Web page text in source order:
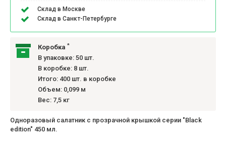
Склад в Москве
Склад в Санкт-Петербурге
Коробка *
В упаковке: 50 шт.
В коробке: 8 шт.
Итого: 400 шт. в коробке
Объем: 0,099 м
Вес: 7,5 кг
Одноразовый салатник с прозрачной крышкой серии "Black
edition" 450 мл.